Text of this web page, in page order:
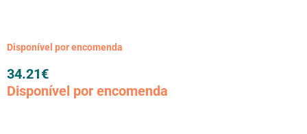
Disponível por encomenda
34.21€
Disponível por encomenda